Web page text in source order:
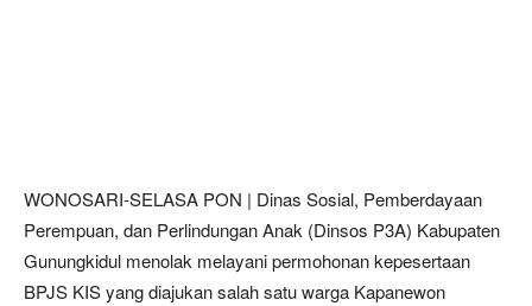
WONOSARI-SELASA PON | Dinas Sosial, Pemberdayaan
Perempuan, dan Perlindungan Anak (Dinsos P3A) Kabupaten
Gunungkidul menolak melayani permohonan kepesertaan
BPJS KIS yang diajukan salah satu warga Kapanewon